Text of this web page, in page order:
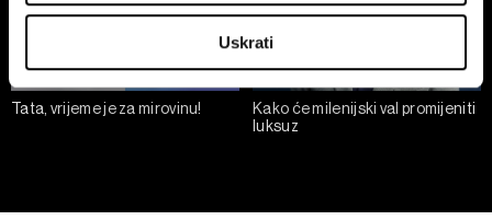
kako se obrađuje vaše osobne podatke te postaviti svoje
preferencije. Svoju privolu možete u svakom trenutku
izmijeniti ili povući u Izjavi o kolačićima.
Zajednički voditelji obrade su HD-WIN ARENA SPORT
kolačićima i drugim sličnim tehnologijama uPolitici kolačića.
Uskrati
Tata, vrijeme je za mirovinu!
Kako će milenijski val promijeniti
luksuz